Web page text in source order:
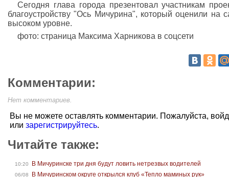
Сегодня глава города презентовал участникам
благоустройству "Ось Мичурина", который оценили на
высоком уровне.
фото: страница Максима Харникова в соцсети
Комментарии:
Нет комментариев.
Вы не можете оставлять комментарии. Пожалуйста,
или зарегистрируйтесь.
Читайте также:
10:20 В Мичуринске три дня будут ловить нетрезвых водителей
06/08 В Мичуринском округе открылся клуб «Тепло маминых рук»